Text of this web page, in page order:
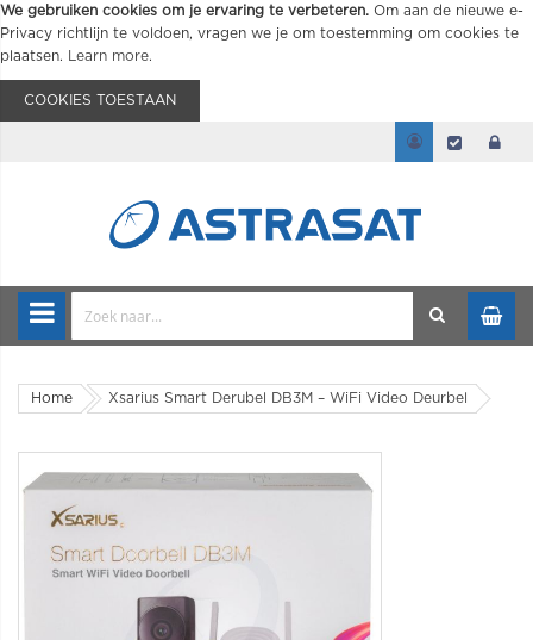
We gebruiken cookies om je ervaring te verbeteren. Om aan de nieuwe e-
Privacy richtlijn te voldoen, vragen we je om toestemming om cookies te
plaatsen.
Learn more.
COOKIES TOESTAAN
Home Xsarius Smart Derubel DB3M – WiFi Video Deurbel